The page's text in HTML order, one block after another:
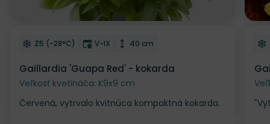
Odober do zoznamu želaní
Mrazuvzdornosť
Z5 (-28°C) Doba kvitnutia
V-IX Výška rastliny
40 cm
Gaillardia 'Guapa Red' - kokarda
Veľkosť kvetináča: K9x9 cm
Červená, vytrvalo kvitnúca kompaktná kokarda.